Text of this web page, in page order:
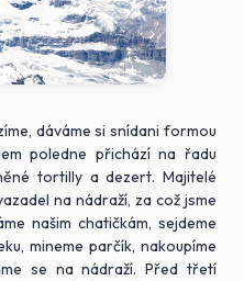
dáváme si snídani formou
poledne přichází na řadu
tortilly a dezert. Majitelé
na nádraží, za což jsme
našim chatičkám, sejdeme
mineme parčík, nakoupíme
se na nádraží. Před třetí